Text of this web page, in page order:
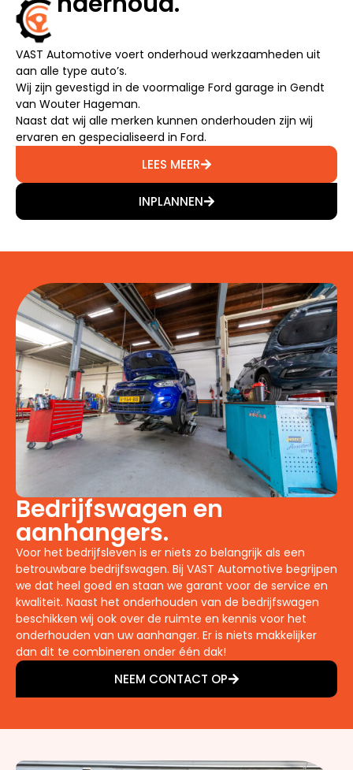
VAST Automotive voert onderhoud werkzaamheden uit
aan alle type auto’s.
Wij zijn gevestigd in de voormalige Ford garage in Gendt
van Wouter Hageman.
Naast dat wij alle merken kunnen onderhouden zijn wij
ervaren en gespecialiseerd in Ford.
LEES MEER
INPLANNEN
Bedrijfswagen en
aanhangers.
Voor het bedrijfsleven is er niets zo belangrijk als een
betrouwbare bedrijfswagen. Bij VAST Automotive begrijpen
we dat heel goed en staan we garant voor de service en
kwaliteit. Naast het onderhouden van de bedrijfswagen
beschikken wij ook over de ruimte en kennis voor het
onderhouden van uw aanhanger. Er is niets makkelijker
dan dit te combineren onder één dak!
NEEM CONTACT OP